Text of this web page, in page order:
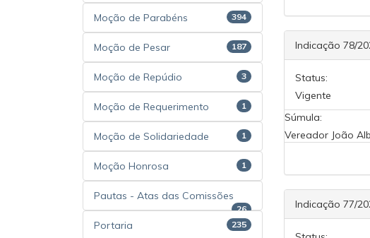
Moção de Parabéns 394
Moção de Pesar 187
Moção de Repúdio 3
Moção de Requerimento 1
Moção de Solidariedade 1
Moção Honrosa 1
Pautas - Atas das Comissões
26
Portaria 235
Indicação 78/
Status:
Vigente
Súmula:
Vereador João
Indicação 77/